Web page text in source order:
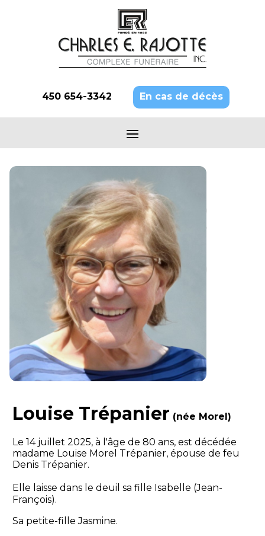
450 654-3342 En cas de décès
Louise Trépanier (née Morel)
Le 14 juillet 2025, à l'âge de 80 ans, est décédée
madame Louise Morel Trépanier, épouse de feu
Denis Trépanier.
Elle laisse dans le deuil sa fille Isabelle (Jean-
François).
Sa petite-fille Jasmine.